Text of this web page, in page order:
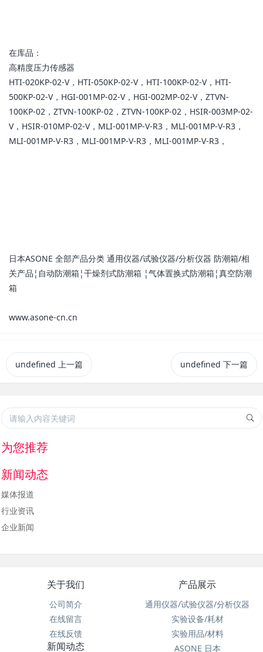
在库品：
高精度压力传感器
HTI-020KP-02-V，HTI-050KP-02-V，HTI-100KP-02-V，HTI-
500KP-02-V，HGI-001MP-02-V，HGI-002MP-02-V，ZTVN-
100KP-02，ZTVN-100KP-02，ZTVN-100KP-02，HSIR-003MP-02-
V，HSIR-010MP-02-V，MLI-001MP-V-R3，MLI-001MP-V-R3，
MLI-001MP-V-R3，MLI-001MP-V-R3，MLI-001MP-V-R3，
日本ASONE 全部产品分类 通用仪器/试验仪器/分析仪器 防潮箱/相
关产品¦自动防潮箱¦干燥剂式防潮箱 ¦气体置换式防潮箱¦真空防潮
箱
www.asone-cn.cn
undefined 上一篇 undefined 下一篇
为您推荐
新闻动态
媒体报道
行业资讯
企业新闻
关于我们
公司简介
在线留言
在线反馈
产品展示
通用仪器/试验仪器/分析仪器
实验设备/耗材
实验用品/材料
ASONE 日本
新闻动态